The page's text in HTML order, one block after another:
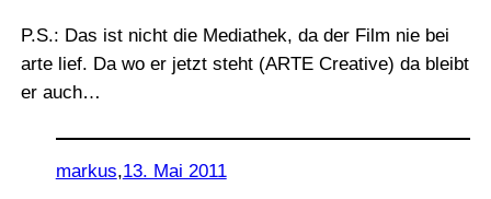
P.S.: Das ist nicht die Mediathek, da der Film nie bei
arte lief. Da wo er jetzt steht (ARTE Creative) da bleibt
er auch…
markus,13. Mai 2011